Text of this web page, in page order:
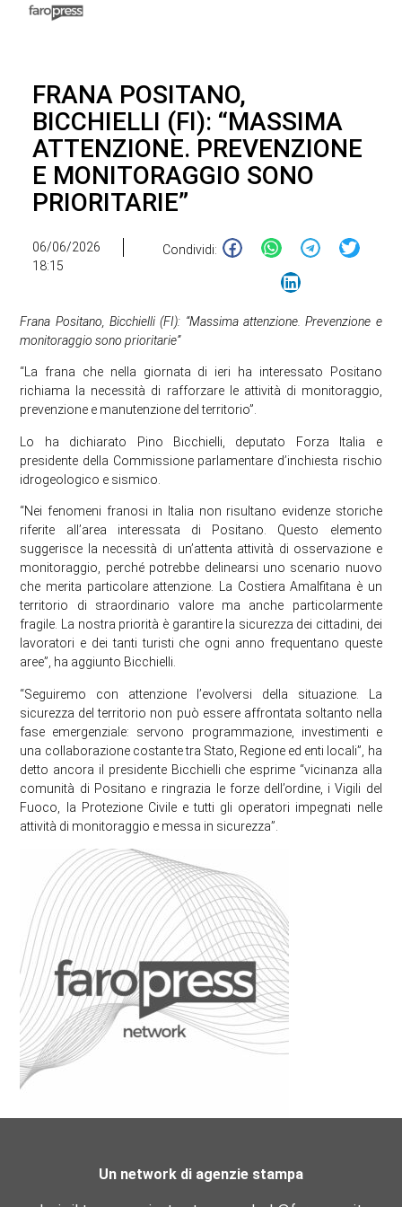
FRANA POSITANO,
BICCHIELLI (FI): “MASSIMA
ATTENZIONE. PREVENZIONE
E MONITORAGGIO SONO
PRIORITARIE”
06/06/2026
18:15
Condividi:
Frana Positano, Bicchielli (FI): “Massima attenzione. Prevenzione e
monitoraggio sono prioritarie”
“La frana che nella giornata di ieri ha interessato Positano
richiama la necessità di rafforzare le attività di monitoraggio,
prevenzione e manutenzione del territorio”.
Lo ha dichiarato Pino Bicchielli, deputato Forza Italia e
presidente della Commissione parlamentare d’inchiesta rischio
idrogeologico e sismico.
“Nei fenomeni franosi in Italia non risultano evidenze storiche
riferite all’area interessata di Positano. Questo elemento
suggerisce la necessità di un’attenta attività di osservazione e
monitoraggio, perché potrebbe delinearsi uno scenario nuovo
che merita particolare attenzione. La Costiera Amalfitana è un
territorio di straordinario valore ma anche particolarmente
fragile. La nostra priorità è garantire la sicurezza dei cittadini, dei
lavoratori e dei tanti turisti che ogni anno frequentano queste
aree”, ha aggiunto Bicchielli.
“Seguiremo con attenzione l’evolversi della situazione. La
sicurezza del territorio non può essere affrontata soltanto nella
fase emergenziale: servono programmazione, investimenti e
una collaborazione costante tra Stato, Regione ed enti locali”, ha
detto ancora il presidente Bicchielli che esprime “vicinanza alla
comunità di Positano e ringrazia le forze dell’ordine, i Vigili del
Fuoco, la Protezione Civile e tutti gli operatori impegnati nelle
attività di monitoraggio e messa in sicurezza”.
Un network di agenzie stampa